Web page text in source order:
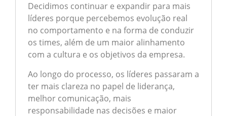
Decidimos continuar e expandir para mais
líderes porque percebemos evolução real
no comportamento e na forma de conduzir
os times, além de um maior alinhamento
com a cultura e os objetivos da empresa.
Ao longo do processo, os líderes passaram a
ter mais clareza no papel de liderança,
melhor comunicação, mais
responsabilidade nas decisões e maior